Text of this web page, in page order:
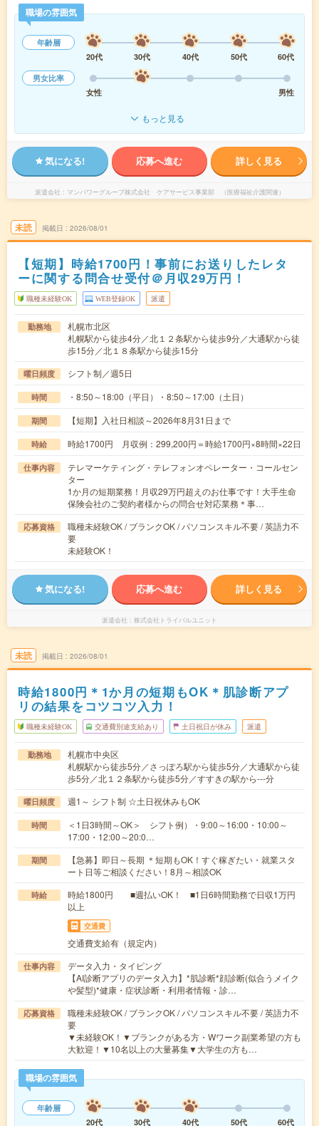
職場の雰囲気
年齢層
20代
30代 40代 50代
60代
男女比率
女性
男性
もっと見る
気になる! 応募へ進む 詳しく見る
派遣会社 マンパワーグループ株式会社 ケアサービス事業部 （医療福祉介護関連）
未読 掲載日 2026/08/01
【短期】時給1700円！事前にお送りしたレタ
ーに関する問合せ受付＠月収29万円！
職種未経験OK WEB登録OK 派遣
勤務地
札幌市北区
札幌駅から徒歩4分／北１２条駅から徒歩9分／大通駅から徒
歩15分／北１８条駅から徒歩15分
曜日頻度 シフト制／週5日
時間 ・8:50～18:00（平日）・8:50～17:00（土日）
期間 【短期】入社日相談～2026年8月31日まで
時給 時給1700円 月収例：299,200円＝時給1700円×8時間×22日
仕事内容
テレマーケティング・テレフォンオペレーター・コールセン
ター
1か月の短期業務！月収29万円超えのお仕事です！大手生命
保険会社のご契約者様からの問合せ対応業務＊事…
応募資格
職種未経験OK / ブランクOK / パソコンスキル不要 / 英語力不
要
未経験OK！
気になる! 応募へ進む 詳しく見る
派遣会社 株式会社トライバルユニット
未読 掲載日 2026/08/01
時給1800円＊1か月の短期もOK＊肌診断アプ
リの結果をコツコツ入力！
職種未経験OK 交通費別途支給あり 土日祝日が休み 派遣
勤務地
札幌市中央区
札幌駅から徒歩5分／さっぽろ駅から徒歩5分／大通駅から徒
歩5分／北１２条駅から徒歩5分／すすきの駅から---分
曜日頻度 週1～ シフト制 ☆土日祝休みもOK
時間
＜1日3時間～OK＞ シフト例）・9:00～16:00・10:00～
17:00・12:00～20:0…
期間
【急募】即日～長期 ＊短期もOK！すぐ稼ぎたい・就業スタ
ート日等ご相談ください！8月～相談OK
時給
時給1800円 ■週払いOK！ ■1日6時間勤務で日収1万円
以上
交通費
交通費支給有（規定内）
仕事内容
データ入力・タイピング
【AI診断アプリのデータ入力】*肌診断*顔診断(似合うメイク
や髪型)*健康・症状診断・利用者情報・診…
応募資格
職種未経験OK / ブランクOK / パソコンスキル不要 / 英語力不
要
▼未経験OK！▼ブランクがある方・Wワーク副業希望の方も
大歓迎！▼10名以上の大量募集▼大学生の方も…
職場の雰囲気
年齢層
20代
30代 40代 50代
60代